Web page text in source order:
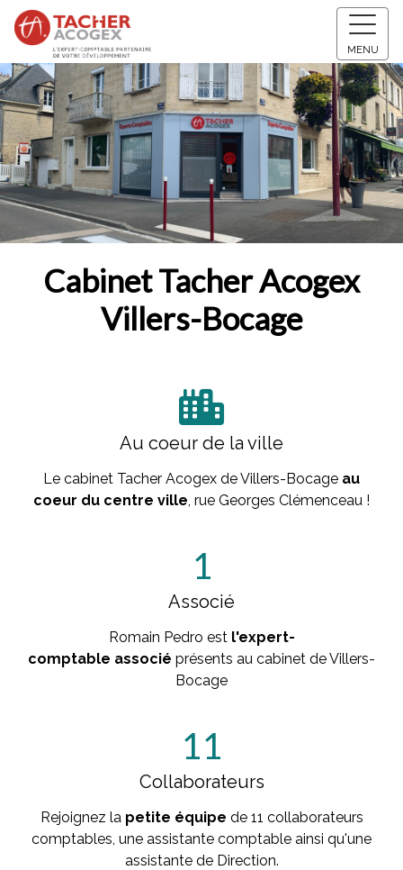
MENU
Cabinet Tacher Acogex
Villers-Bocage
Au coeur de la ville
Le cabinet Tacher Acogex de Villers-Bocage au
coeur du centre ville, rue Georges Clémenceau !
1
Associé
Romain Pedro est l'expert-
comptable associé présents au cabinet de Villers-
Bocage
11
Collaborateurs
Rejoignez la petite équipe de 11 collaborateurs
comptables, une assistante comptable ainsi qu'une
assistante de Direction.